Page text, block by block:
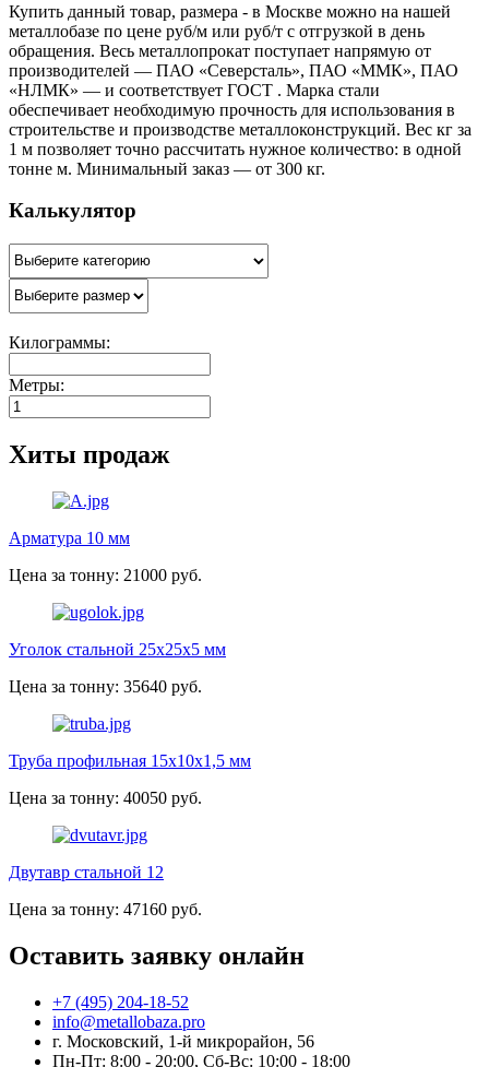
Купить данный товар, размера - в Москве можно на нашей
металлобазе по цене руб/м или руб/т с отгрузкой в день
обращения. Весь металлопрокат поступает напрямую от
производителей — ПАО «Северсталь», ПАО «ММК», ПАО
«НЛМК» — и соответствует ГОСТ . Марка стали
обеспечивает необходимую прочность для использования в
строительстве и производстве металлоконструкций. Вес кг за
1 м позволяет точно рассчитать нужное количество: в одной
тонне м. Минимальный заказ — от 300 кг.
Калькулятор
Килограммы:
Метры:
Хиты продаж
Арматура 10 мм
Цена за тонну: 21000 руб.
Уголок стальной 25х25х5 мм
Цена за тонну: 35640 руб.
Труба профильная 15х10х1,5 мм
Цена за тонну: 40050 руб.
Двутавр стальной 12
Цена за тонну: 47160 руб.
Оставить заявку онлайн
+7 (495) 204-18-52
info@metallobaza.pro
г. Московский, 1-й микрорайон, 56
Пн-Пт: 8:00 - 20:00, Сб-Вс: 10:00 - 18:00